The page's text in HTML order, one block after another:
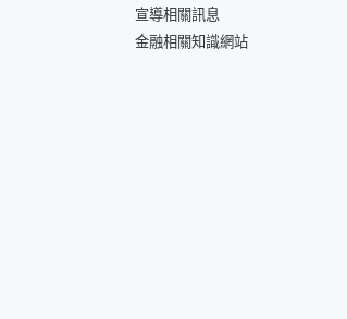
宣導相關訊息
金融相關知識網站